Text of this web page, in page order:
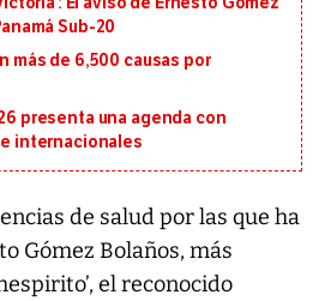
Sub-20
más de 6,500 causas por
presenta una agenda con
internacionales
de salud por las que ha
Gómez Bolaños, más
el reconocido